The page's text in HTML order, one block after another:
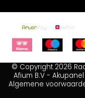
© Copyright 2026
Afium B.V -
Algemene